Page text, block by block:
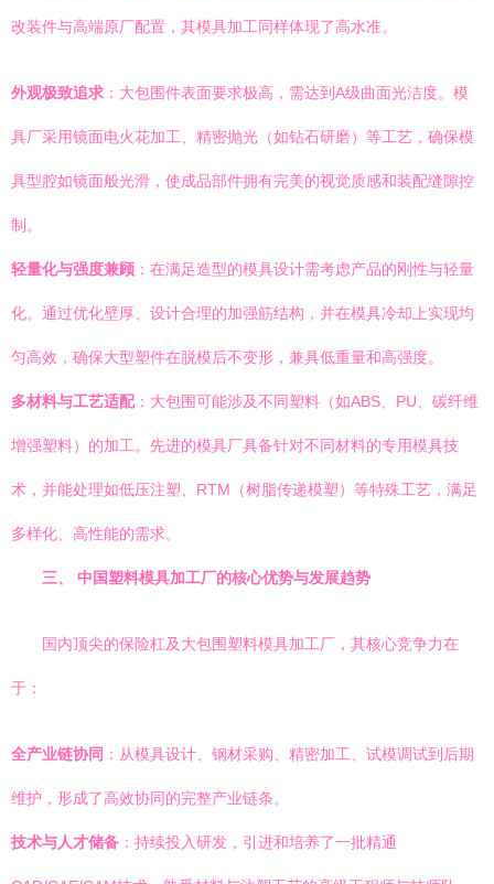
改装件与高端原厂配置，其模具加工同样体现了高水准。
外观极致追求 ：大包围件表面要求极高，需达到A级曲面光洁度。模
具厂采用镜面电火花加工、精密抛光（如钻石研磨）等工艺，确保模
具型腔如镜面般光滑，使成品部件拥有完美的视觉质感和装配缝隙控
制。
轻量化与强度兼顾 ：在满足造型的模具设计需考虑产品的刚性与轻量
化。通过优化壁厚、设计合理的加强筋结构，并在模具冷却上实现均
匀高效，确保大型塑件在脱模后不变形，兼具低重量和高强度。
多材料与工艺适配：大包围可能涉及不同塑料（如ABS、PU、碳纤维
增强塑料）的加工。先进的模具厂具备针对不同材料的专用模具技
术，并能处理如低压注塑、RTM（树脂传递模塑）等特殊工艺，满足
多样化、高性能的需求。
三、 中国塑料模具加工厂的核心优势与发展趋势
国内顶尖的保险杠及大包围塑料模具加工厂，其核心竞争力在
于：
全产业链协同 ：从模具设计、钢材采购、精密加工、试模调试到后期
维护，形成了高效协同的完整产业链条。
技术与人才储备 ：持续投入研发，引进和培养了一批精通